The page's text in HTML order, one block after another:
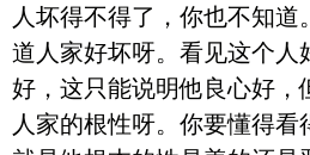
人坏得不得了，你也不知道
道人家好坏呀。看见这个人
好，这只能说明他良心好，
人家的根性呀。你要懂得看